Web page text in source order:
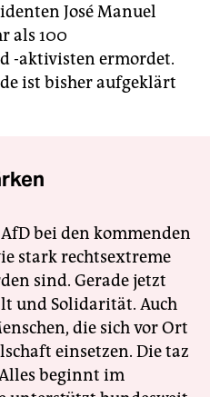
José Manuel
als 100
-aktivisten ermordet.
ist bisher aufgeklärt
bei den kommenden
stark rechtsextreme
sind. Gerade jetzt
und Solidarität. Auch
die sich vor Ort
einsetzen. Die taz
beginnt im